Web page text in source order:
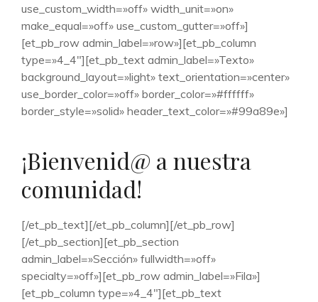
use_custom_width=»off» width_unit=»on»
make_equal=»off» use_custom_gutter=»off»]
[et_pb_row admin_label=»row»][et_pb_column
type=»4_4″][et_pb_text admin_label=»Texto»
background_layout=»light» text_orientation=»center»
use_border_color=»off» border_color=»#ffffff»
border_style=»solid» header_text_color=»#99a89e»]
¡Bienvenid@ a nuestra
comunidad!
[/et_pb_text][/et_pb_column][/et_pb_row]
[/et_pb_section][et_pb_section
admin_label=»Sección» fullwidth=»off»
specialty=»off»][et_pb_row admin_label=»Fila»]
[et_pb_column type=»4_4″][et_pb_text